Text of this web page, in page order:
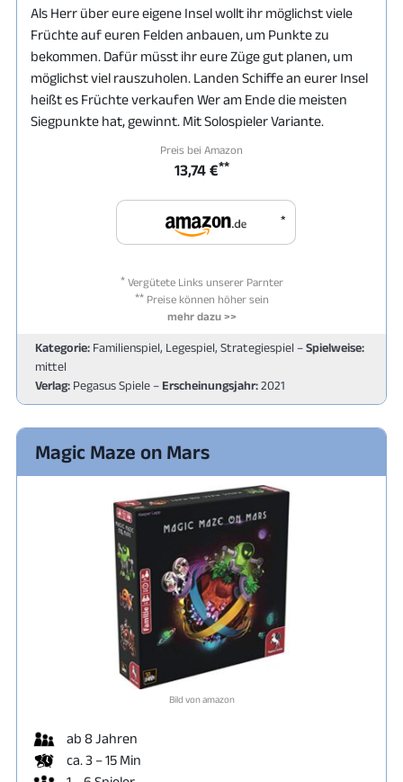
Als Herr über eure eigene Insel wollt ihr möglichst viele
Früchte auf euren Felden anbauen, um Punkte zu
bekommen. Dafür müsst ihr eure Züge gut planen, um
möglichst viel rauszuholen. Landen Schiffe an eurer Insel
heißt es Früchte verkaufen Wer am Ende die meisten
Siegpunkte hat, gewinnt. Mit Solospieler Variante.
Preis bei Amazon
13,74 €**
*
*Vergütete Links unserer Parnter
**Preise können höher sein
mehr dazu >>
Kategorie: Familienspiel, Legespiel, Strategiespiel –Spielweise:
mittel
Verlag: Pegasus Spiele – Erscheinungsjahr:2021
Magic Maze on Mars
Bild von amazon
ab 8 Jahren
ca. 3 – 15 Min